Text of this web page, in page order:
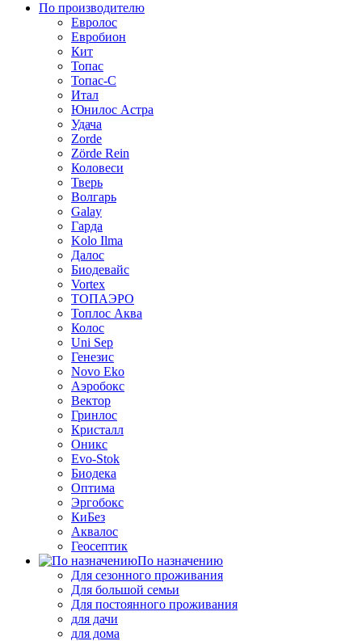
По производителю
Евролос
Евробион
Кит
Топас
Топас-С
Итал
Юнилос Астра
Удача
Zorde
Zörde Rein
Коловеси
Тверь
Волгарь
Galay
Гарда
Kolo Ilma
Далос
Биодевайс
Vortex
ТОПАЭРО
Топлос Аква
Колос
Uni Sep
Генезис
Novo Eko
Аэробокс
Вектор
Гринлос
Кристалл
Оникс
Evo-Stok
Биодека
Оптима
Эргобокс
КиБез
Аквалос
Геосептик
По назначению
Для сезонного проживания
Для большой семьи
Для постоянного проживания
для дачи
для дома